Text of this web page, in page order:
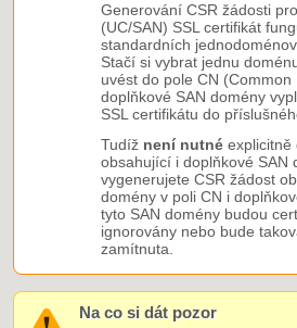
Generování CSR žádosti
(UC/SAN) SSL certifikát
standardních
Stačí si vybrat jednu
uvést do pole CN
doplňkové SAN domény
SSL certifikátu do
Tudíž není nutné explicitně
obsahující i doplňkové SAN
vygenerujete CSR žádost
domény v poli CN i
tyto SAN domény budou
ignorovány nebo bude
zamítnuta.
Na co si dát pozor